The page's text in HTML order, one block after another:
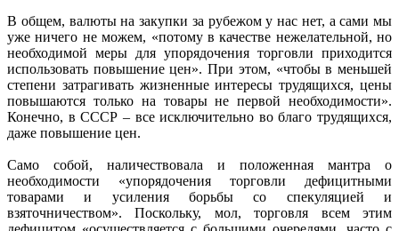
В общем, валюты на закупки за рубежом у нас нет, а сами мы
уже ничего не можем, «потому в качестве нежелательной, но
необходимой меры для упорядочения торговли приходится
использовать повышение цен». При этом, «чтобы в меньшей
степени затрагивать жизненные интересы трудящихся, цены
повышаются только на товары не первой необходимости».
Конечно, в СССР – все исключительно во благо трудящихся,
даже повышение цен.
Само собой, наличествовала и положенная мантра о
необходимости «упорядочения торговли дефицитными
товарами и усиления борьбы со спекуляцией и
взяточничеством». Поскольку, мол, торговля всем этим